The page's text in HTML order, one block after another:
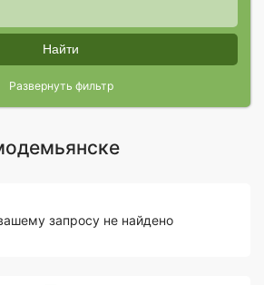
Найти
Развернуть фильтр
запросу не найдено